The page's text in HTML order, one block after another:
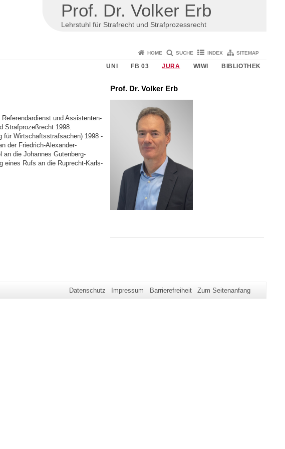
Prof. Dr. Volker Erb
Lehrstuhl für Strafrecht und Strafprozessrecht
HOME SUCHE INDEX SITEMAP
UNI FB 03 JURA WIWI BIBLIOTHEK
und Assistenten­
Straf­prozeßrecht 1998.
für Wirtschaftsstrafsachen) 1998 -
der Friedrich-Alexander-
an die Johannes Gutenberg-
eines Rufs an die Ruprecht-Karls-
Prof. Dr. Volker Erb
Datenschutz Impressum Barrierefreiheit Zum Seitenanfang